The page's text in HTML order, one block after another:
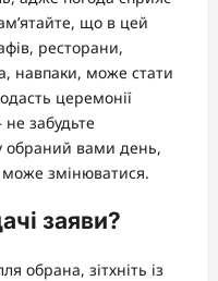
що в цей
ресторани,
навпаки, може стати
церемонії
не забудьте
обраний вами день,
може змінюватися.
заяви?
обрана, зітхніть із